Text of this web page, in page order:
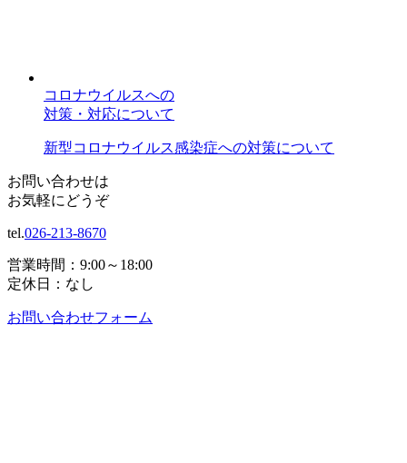
コロナウイルスへの
対策・対応について
新型コロナウイルス感染症への対策について
お問い合わせは
お気軽にどうぞ
tel.026-213-8670
営業時間：9:00～18:00
定休日：なし
お問い合わせフォーム